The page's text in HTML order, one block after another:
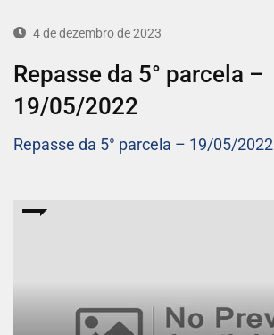
4 de dezembro de 2023
Repasse da 5° parcela –
19/05/2022
Repasse da 5° parcela – 19/05/2022